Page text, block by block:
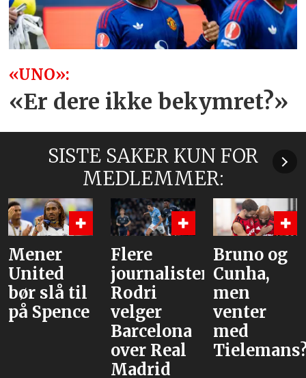
«UNO»:
«Er dere ikke bekymret?»
SISTE SAKER KUN FOR
MEDLEMMER:
Flere
journalister:
Rodri
velger
Bruno og
Cunha,
men
venter
med
Tielemans?
Hva er